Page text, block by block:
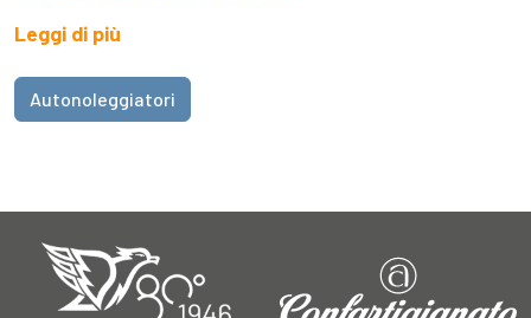
Leggi di più
Autonoleggiatori